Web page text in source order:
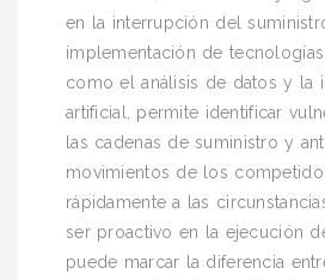
en la interrupción del
implementación de tecnologías
como el análisis de datos y la
artificial, permite identificar
las cadenas de suministro y
movimientos de los
rápidamente a las
ser proactivo en la ejecución
puede marcar la diferencia